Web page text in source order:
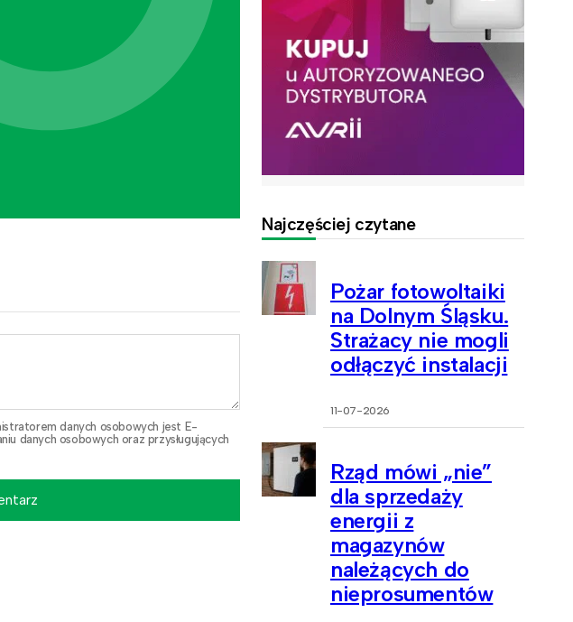
danych osobowych jest E-
danych osobowych oraz przysługujących
Najczęściej czytane
Pożar fotowoltaiki
na Dolnym Śląsku.
Strażacy nie mogli
odłączyć instalacji
11-07-2026
Rząd mówi „nie”
dla sprzedaży
energii z
magazynów
należących do
nieprosumentów